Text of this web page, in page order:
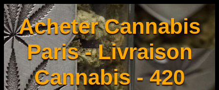
Acheter Cannabis
Paris - Livraison
Cannabis - 420